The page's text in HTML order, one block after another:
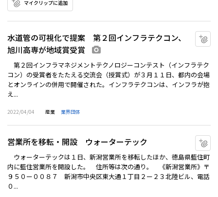
マイクリップに追加
水道管の可視化で提案 第２回インフラテクコン、
旭川高専が地域賞受賞
第２回インフラマネジメントテクノロジーコンテスト（インフラテク
コン）の受賞者をたたえる交流会（授賞式）が３月１１日、都内の会場
とオンラインの併用で開催された。インフラテクコンは、インフラが抱
え...
2022/04/04 産業 業界団体
営業所を移転・開設 ウォーターテック
ウォーターテックは１日、新潟営業所を移転したほか、徳島県藍住町
内に藍住営業所を開設した。 住所等は次の通り。 《新潟営業所》〒
９５０ー００８７ 新潟市中央区東大通１丁目２ー２３北陸ビル、電話
０...